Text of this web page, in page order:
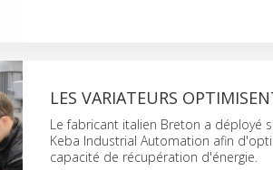
LES VARIATEURS
Le fabricant italien Breton a déployé
Keba Industrial Automation afin
capacité de récupération d'énergie.